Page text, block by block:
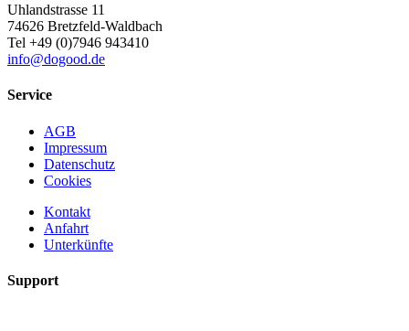
Uhlandstrasse 11
74626 Bretzfeld-Waldbach
Tel +49 (0)7946 943410
info@dogood.de
Service
AGB
Impressum
Datenschutz
Cookies
Kontakt
Anfahrt
Unterkünfte
Support